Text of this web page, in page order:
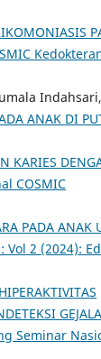
Indahsari,
ANAK DI
KARIES
COSMIC
PADA ANAK
Vol 2 (2024):
GEJALA
Seminar